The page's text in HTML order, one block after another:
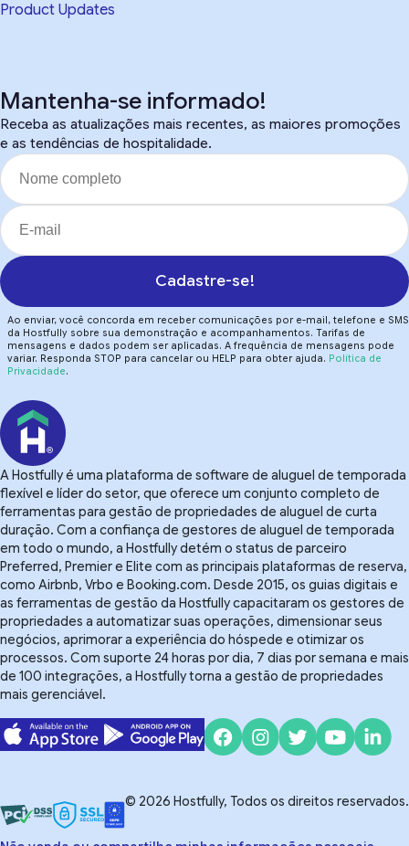
Product Updates
Mantenha-se informado!
Receba as atualizações mais recentes, as maiores promoções
e as tendências de hospitalidade.
Cadastre-se!
Ao enviar, você concorda em receber comunicações por e-mail, telefone e SMS
da Hostfully sobre sua demonstração e acompanhamentos. Tarifas de
mensagens e dados podem ser aplicadas. A frequência de mensagens pode
variar. Responda STOP para cancelar ou HELP para obter ajuda. Política de
Privacidade.
A Hostfully é uma plataforma de software de aluguel de temporada
flexível e líder do setor, que oferece um conjunto completo de
ferramentas para gestão de propriedades de aluguel de curta
duração. Com a confiança de gestores de aluguel de temporada
em todo o mundo, a Hostfully detém o status de parceiro
Preferred, Premier e Elite com as principais plataformas de reserva,
como Airbnb, Vrbo e Booking.com. Desde 2015, os guias digitais e
as ferramentas de gestão da Hostfully capacitaram os gestores de
propriedades a automatizar suas operações, dimensionar seus
negócios, aprimorar a experiência do hóspede e otimizar os
processos. Com suporte 24 horas por dia, 7 dias por semana e mais
de 100 integrações, a Hostfully torna a gestão de propriedades
mais gerenciável.
© 2026 Hostfully, Todos os direitos reservados.